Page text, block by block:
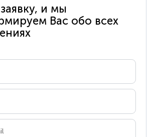
и мы
Вас обо всех